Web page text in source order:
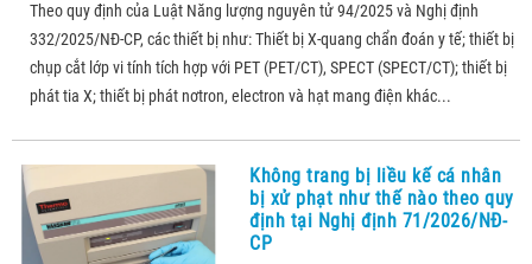
Theo quy định của Luật Năng lượng nguyên tử 94/2025 và Nghị định
332/2025/NĐ-CP, các thiết bị như: Thiết bị X-quang chẩn đoán y tế; thiết bị
chụp cắt lớp vi tính tích hợp với PET (PET/CT), SPECT (SPECT/CT); thiết bị
phát tia X; thiết bị phát nơtron, electron và hạt mang điện khác...
Không trang bị liều kế cá nhân
bị xử phạt như thế nào theo quy
định tại Nghị định 71/2026/NĐ-
CP